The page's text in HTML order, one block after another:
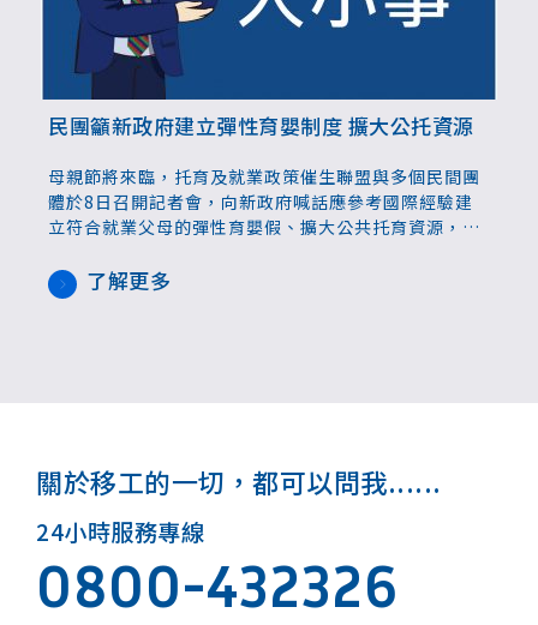
民團籲新政府建立彈性育嬰制度 擴大公托資源
母親節將來臨，托育及就業政策催生聯盟與多個民間團
體於8日召開記者會，向新政府喊話應參考國際經驗建
立符合就業父母的彈性育嬰假、擴大公共托育資源，以
續發展。了解更多
關於移工的一切，都可以問我......
24小時服務專線
0800-432326